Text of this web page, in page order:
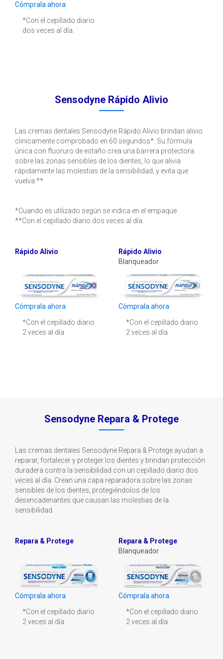
Cómprala ahora
*Con el cepillado diario
dos veces al día.
Sensodyne Rápido Alivio
Las cremas dentales Sensodyne Rápido Alivio brindan alivio
clinicamente comprobado en 60 segundos*. Su fórmula
única con fluoruro de estaño crea una barrera protectora
sobre las zonas sensibles de los dientes, lo que alivia
rápidamente las molestias de la sensibilidad; y evita que
vuelva.**
*Cuando es utilizado según se indica en el empaque.
**Con el cepillado diario dos veces al día.
Rápido Alivio
Cómprala ahora
*Con el cepillado diario
2 veces al día.
Rápido Alivio
Blanqueador
Cómprala ahora
*Con el cepillado diario
2 veces al día.
Sensodyne Repara & Protege
Las cremas dentales Sensodyne Repara & Protege ayudan a
reparar, fortalecer y proteger los dientes y brindan protección
duradera contra la sensibilidad con un cepillado diario dos
veces al día. Crean una capa reparadora sobre las zonas
sensibles de los dientes, protegiéndolos de los
desencadenantes que causan las molestias de la
sensibilidad.
Repara & Protege
Cómprala ahora
*Con el cepillado diario
2 veces al día.
Repara & Protege
Blanqueador
Cómprala ahora
*Con el cepillado diario
2 veces al día.